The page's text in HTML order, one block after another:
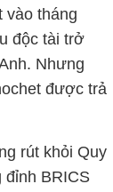
vào tháng
độc tài trở
Nhưng
được trả
rút khỏi Quy
đỉnh BRICS